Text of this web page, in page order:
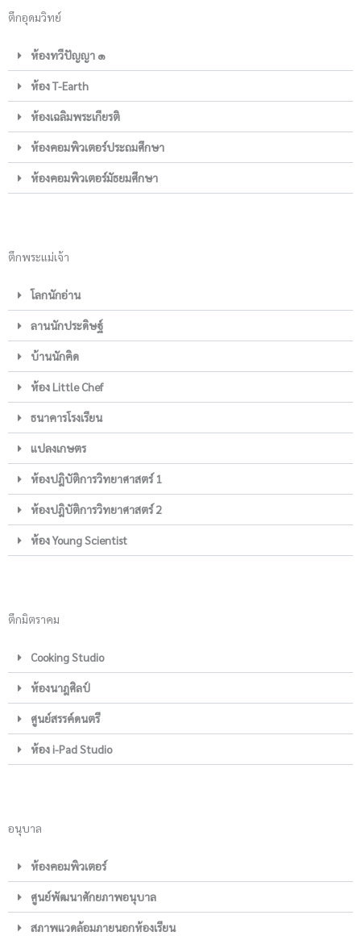
ตึกอุดมวิทย์
ห้องทวีปัญญา ๑
ห้อง T-Earth
ห้องเฉลิมพระเกียรติ
ห้องคอมพิวเตอร์ประถมศึกษา
ห้องคอมพิวเตอร์มัธยมศึกษา
ตึกพระแม่เจ้า
โลกนักอ่าน
ลานนักประดิษฐ์
บ้านนักคิด
ห้อง Little Chef
ธนาคารโรงเรียน
แปลงเกษตร
ห้องปฎิบัติการวิทยาศาสตร์ 1
ห้องปฎิบัติการวิทยาศาสตร์ 2
ห้อง Young Scientist
ตึกมิตราคม
Cooking Studio
ห้องนาฎศิลป์
ศูนย์สรรค์ดนตรี
ห้อง i-Pad Studio
อนุบาล
ห้องคอมพิวเตอร์
ศูนย์พัฒนาศักยภาพอนุบาล
สภาพแวดล้อมภายนอกห้องเรียน